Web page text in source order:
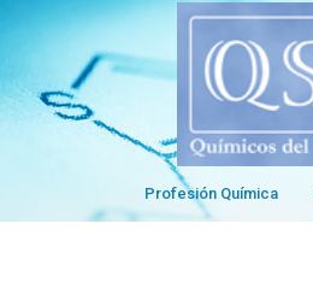
Profesión Química